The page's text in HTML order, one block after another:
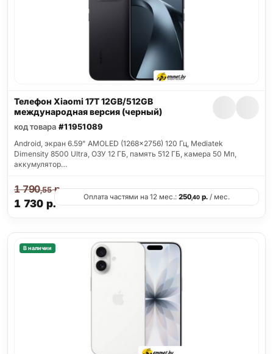
Телефон Xiaomi 17T 12GB/512GB
международная версия (черный)
код товара #11951089
Android, экран 6.59" AMOLED (1268x2756) 120 Гц, Mediatek
Dimensity 8500 Ultra, ОЗУ 12 ГБ, память 512 ГБ, камера 50 Мп,
аккумулятор…
1 730 р.
1 790,55р.
Оплата частями на 12 мес.: 250,40 р. / мес.
В наличии